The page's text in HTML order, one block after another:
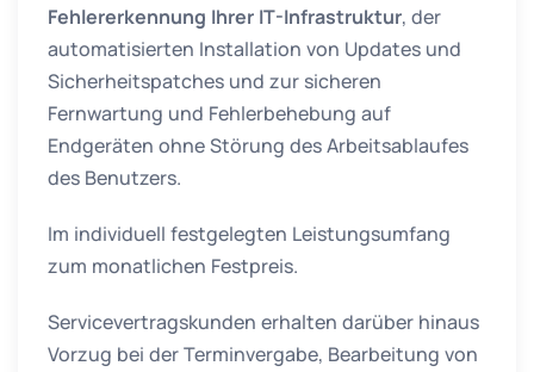
Fehlererkennung Ihrer IT-Infrastruktur, der
automatisierten Installation von Updates und
Sicherheitspatches und zur sicheren
Fernwartung und Fehlerbehebung auf
Endgeräten ohne Störung des Arbeitsablaufes
des Benutzers.
Im individuell festgelegten Leistungsumfang
zum monatlichen Festpreis.
Servicevertragskunden erhalten darüber hinaus
Vorzug bei der Terminvergabe, Bearbeitung von